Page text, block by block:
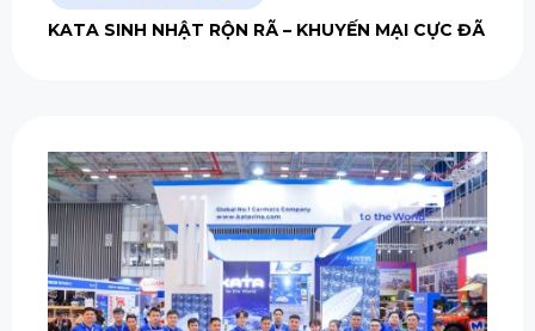
KATA SINH NHẬT RỘN RÃ – KHUYẾN MẠI CỰC ĐÃ